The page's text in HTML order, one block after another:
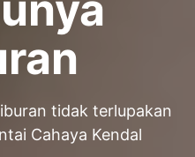
tidak terlupakan
Cahaya Kendal